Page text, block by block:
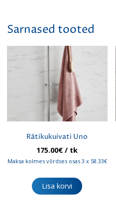
Sarnased tooted
Rätikukuivati Uno
175.00€ / tk
Maksa kolmes võrdses osas 3 x 58.33€
Lisa korvi